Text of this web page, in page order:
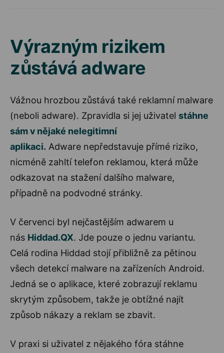
Výrazným rizikem
zůstává adware
Vážnou hrozbou zůstává také reklamní malware
(neboli adware). Zpravidla si jej uživatel stáhne
sám v nějaké nelegitimní
aplikaci. Adware nepředstavuje přímé riziko,
nicméně zahltí telefon reklamou, která může
odkazovat na stažení dalšího malware,
případně na podvodné stránky.
V červenci byl nejčastějším adwarem u
nás Hiddad.QX. Jde pouze o jednu variantu.
Celá rodina Hiddad stojí přibližně za pětinou
všech detekcí malware na zařízeních Android.
Jedná se o aplikace, které zobrazují reklamu
skrytým způsobem, takže je obtížné najít
způsob nákazy a reklam se zbavit.
V praxi si uživatel z nějakého fóra stáhne